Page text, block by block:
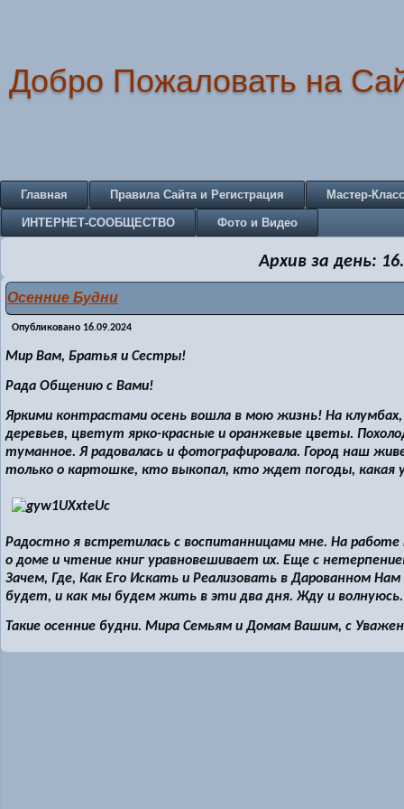
Добро Пожаловать на
Главная Правила Сайта и Регистрация Мастер-
ИНТЕРНЕТ-СООБЩЕСТВО Фото и Видео
Архив за день:
Осенние Будни
Опубликовано 16.09.2024
Мир Вам, Братья и Сестры!
Рада Общению с Вами!
Яркими контрастами осень вошла в мою жизнь! На
деревьев, цветут ярко-красные и оранжевые цветы.
туманное. Я радовалась и фотографировала. Город наш
только о картошке, кто выкопал, кто ждет погоды, какая
Радостно я встретилась с воспитанницами мне. На
о доме и чтение книг уравновешивает их. Еще с
Зачем, Где, Как Его Искать и Реализовать в Дарованном
будет, и как мы будем жить в эти два дня. Жду и
Такие осенние будни. Мира Семьям и Домам Вашим, с